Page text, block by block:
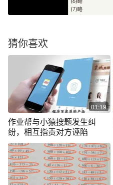
猜你喜欢
01:19
作业帮与小猿搜题发生纠
纷，相互指责对方诬陷